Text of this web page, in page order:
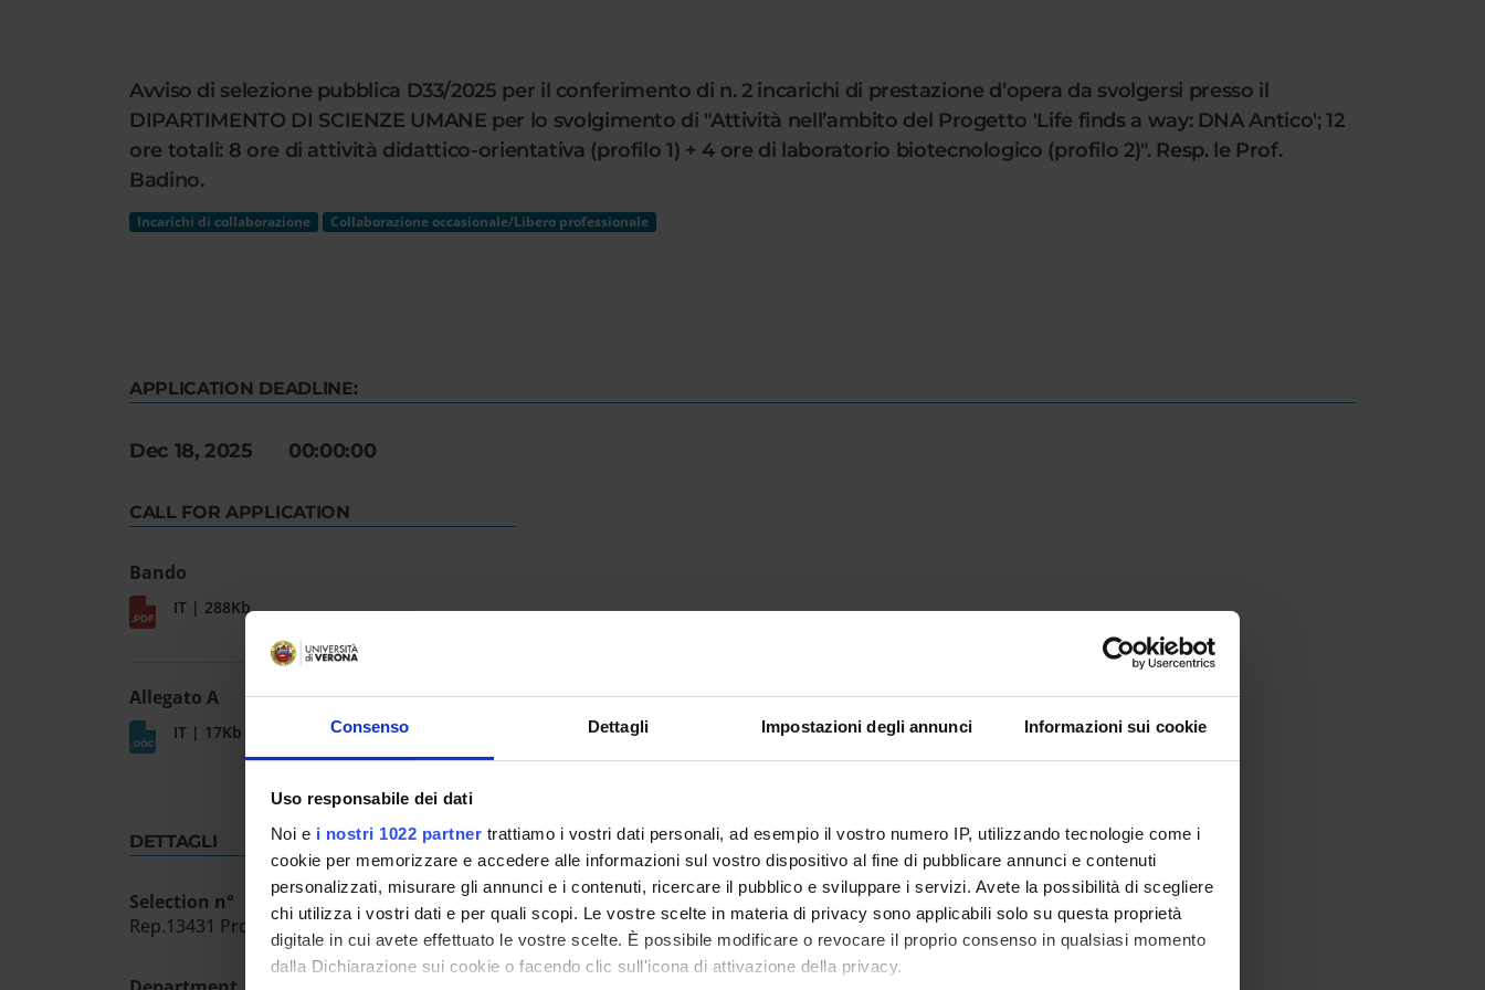
Consenso Dettagli Impostazioni degli annunci Informazioni sui cookie
Uso responsabile dei dati
Noi e i nostri 1022 partner trattiamo i vostri dati personali, ad esempio il vostro numero IP, utilizzando tecnologie come i
cookie per memorizzare e accedere alle informazioni sul vostro dispositivo al fine di pubblicare annunci e contenuti
personalizzati, misurare gli annunci e i contenuti, ricercare il pubblico e sviluppare i servizi. Avete la possibilità di scegliere
chi utilizza i vostri dati e per quali scopi. Le vostre scelte in materia di privacy sono applicabili solo su questa proprietà
digitale in cui avete effettuato le vostre scelte. È possibile modificare o revocare il proprio consenso in qualsiasi momento
dalla Dichiarazione sui cookie o facendo clic sull'icona di attivazione della privacy.
Avviso di selezione pubblica D33/2025 per il conferimento di n. 2 incarichi di prestazione d’opera da svolgersi presso il
DIPARTIMENTO DI SCIENZE UMANE per lo svolgimento di "Attività nell’ambito del Progetto 'Life finds a way: DNA Antico'; 12
ore totali: 8 ore di attività didattico-orientativa (profilo 1) + 4 ore di laboratorio biotecnologico (profilo 2)". Resp. le Prof.
Badino.
Incarichi di collaborazione Collaborazione occasionale/Libero professionale
APPLICATION DEADLINE:
Dec 18, 2025 00:00:00
CALL FOR APPLICATION
Bando
IT | 288Kb
Allegato A
IT | 17Kb
DETTAGLI
Selection n°
Rep.13431 Prot.542275 11/12/25